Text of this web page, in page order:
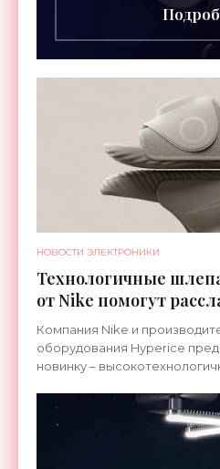
НОВОСТИ ЭЛЕКТРОНИКИ
Технологичные
от Nike помогут
ноги после
Компания Nike и
оборудования Hyperice
новинку –